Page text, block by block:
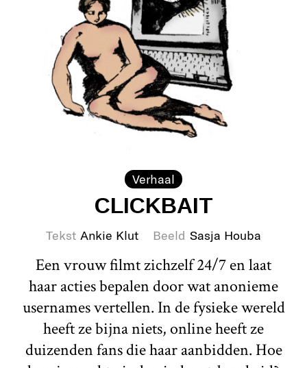
Verhaal
CLICKBAIT
Tekst Ankie Klut Beeld Sasja Houba
Een vrouw filmt zichzelf 24/7 en laat
haar acties bepalen door wat anonieme
usernames vertellen. In de fysieke wereld
heeft ze bijna niets, online heeft ze
duizenden fans die haar aanbidden. Hoe